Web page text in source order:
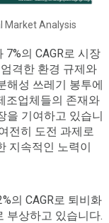
Market Analysis
의 CAGR로 시장
격한 환경 규제와
해성 쓰레기 봉투에
조업체들의 존재와
을 기여하고 있습니
전히 도전 과제로
지속적인 노력이
의 CAGR로 퇴비화
부상하고 있습니다.